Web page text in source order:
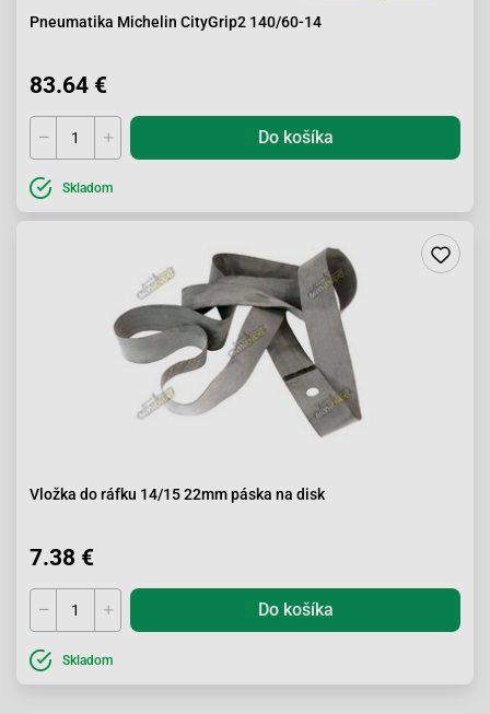
Pneumatika Michelin CityGrip2 140/60-14
83.64 €
Do košíka
Skladom
Vložka do ráfku 14/15 22mm páska na disk
7.38 €
Do košíka
Skladom